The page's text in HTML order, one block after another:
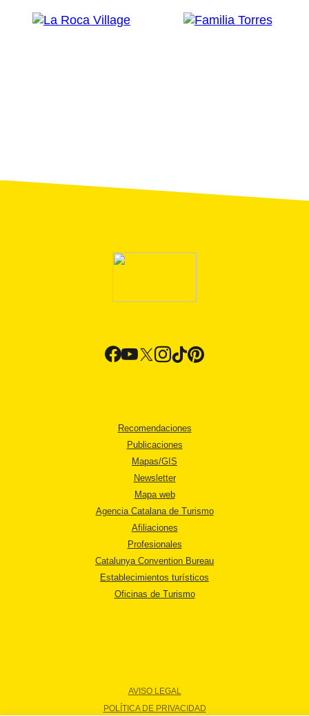
Recomendaciones
Publicaciones
Mapas/GIS
Newsletter
Mapa web
Agencia Catalana de Turismo
Afiliaciones
Profesionales
Catalunya Convention Bureau
Establecimientos turísticos
Oficinas de Turismo
AVISO LEGAL
POLÍTICA DE PRIVACIDAD